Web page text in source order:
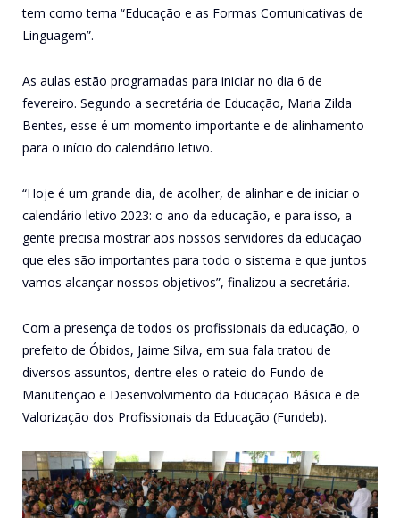
tem como tema “Educação e as Formas Comunicativas de
Linguagem”.
As aulas estão programadas para iniciar no dia 6 de
fevereiro. Segundo a secretária de Educação, Maria Zilda
Bentes, esse é um momento importante e de alinhamento
para o início do calendário letivo.
“Hoje é um grande dia, de acolher, de alinhar e de iniciar o
calendário letivo 2023: o ano da educação, e para isso, a
gente precisa mostrar aos nossos servidores da educação
que eles são importantes para todo o sistema e que juntos
vamos alcançar nossos objetivos”, finalizou a secretária.
Com a presença de todos os profissionais da educação, o
prefeito de Óbidos, Jaime Silva, em sua fala tratou de
diversos assuntos, dentre eles o rateio do Fundo de
Manutenção e Desenvolvimento da Educação Básica e de
Valorização dos Profissionais da Educação (Fundeb).